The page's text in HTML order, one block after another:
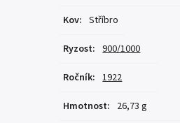
Kov: Stříbro
Ryzost: 900/1000
Ročník: 1922
Hmotnost: 26,73 g